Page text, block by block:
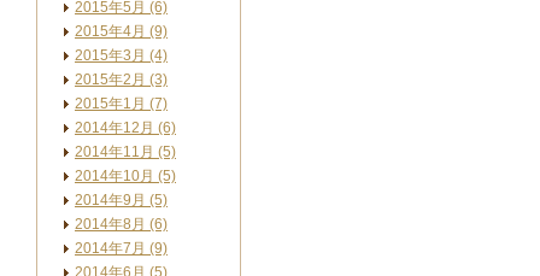
2015年5月 (6)
2015年4月 (9)
2015年3月 (4)
2015年2月 (3)
2015年1月 (7)
2014年12月 (6)
2014年11月 (5)
2014年10月 (5)
2014年9月 (5)
2014年8月 (6)
2014年7月 (9)
2014年6月 (5)